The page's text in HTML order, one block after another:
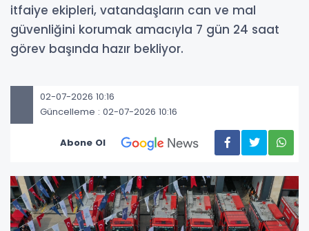
itfaiye ekipleri, vatandaşların can ve mal
güvenliğini korumak amacıyla 7 gün 24 saat
görev başında hazır bekliyor.
02-07-2026 10:16
Güncelleme : 02-07-2026 10:16
Abone Ol